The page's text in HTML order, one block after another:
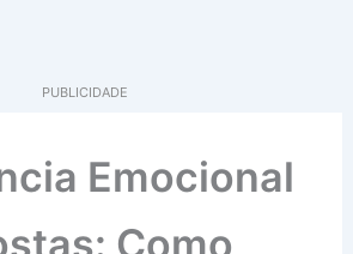
PUBLICIDADE
Emocional
Como